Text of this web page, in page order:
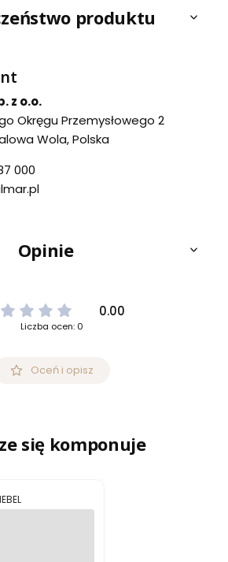
produktu
z o.o.
Okręgu Przemysłowego 2
Wola, Polska
000
Opinie
0.00
Liczba ocen: 0
Oceń i opisz
się komponuje